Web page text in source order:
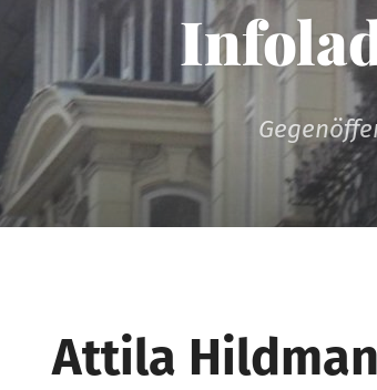
Attila